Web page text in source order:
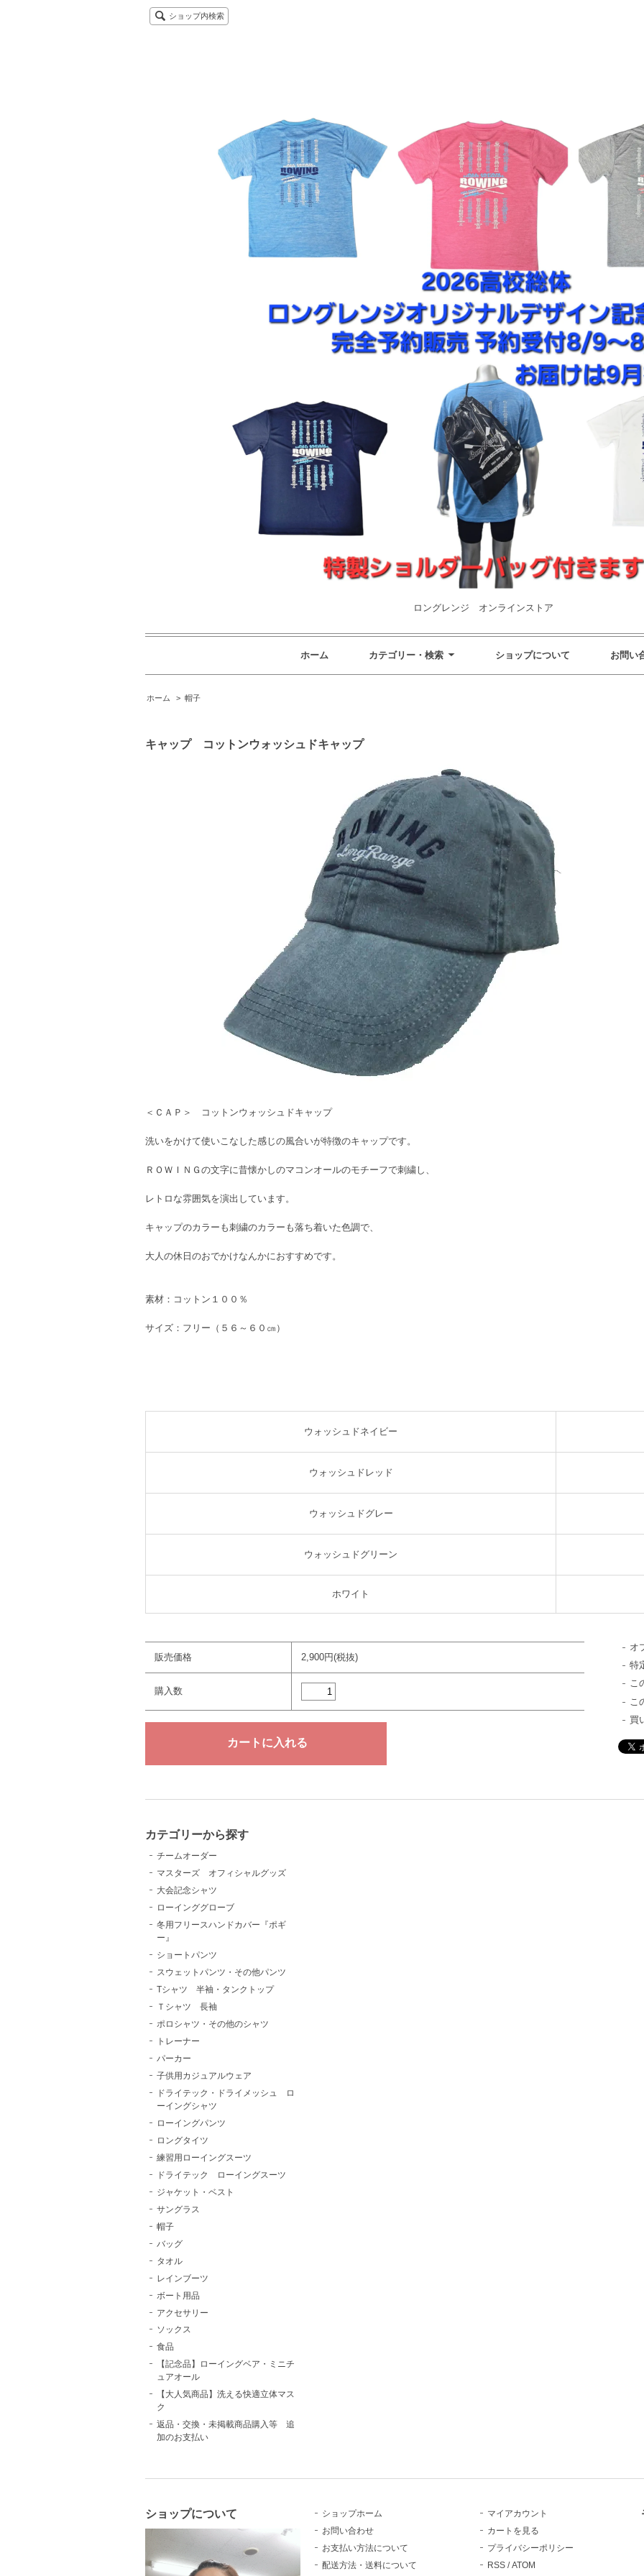
ショップ内検索
ロングレンジ オンラインストア
ホーム カテゴリー・検索 ショップについて お問い
ホーム > 帽子
キャップ コットンウォッシュドキャップ
＜ＣＡＰ＞ コットンウォッシュドキャップ
洗いをかけて使いこなした感じの風合いが特徴のキャップです。
ＲＯＷＩＮＧの文字に昔懐かしのマコンオールのモチーフで刺繍し、
レトロな雰囲気を演出しています。
キャップのカラーも刺繍のカラーも落ち着いた色調で、
大人の休日のおでかけなんかにおすすめです。
素材：コットン１００％
サイズ：フリー（５６～６０㎝）
ウォッシュドネイビー
ウォッシュドレッド
ウォッシュドグレー
ウォッシュドグリーン
ホワイト
販売価格 2,900円(税抜)
購入数
オ
特
こ
こ
買
カテゴリーから探す
チームオーダー
マスターズ オフィシャルグッズ
大会記念シャツ
ローインググローブ
冬用フリースハンドカバー『ポギ
ー』
ショートパンツ
スウェットパンツ・その他パンツ
Tシャツ 半袖・タンクトップ
Ｔシャツ 長袖
ポロシャツ・その他のシャツ
トレーナー
パーカー
子供用カジュアルウェア
ドライテック・ドライメッシュ ロ
ーイングシャツ
ローイングパンツ
ロングタイツ
練習用ローイングスーツ
ドライテック ローイングスーツ
ジャケット・ベスト
サングラス
帽子
バッグ
タオル
レインブーツ
ボート用品
アクセサリー
ソックス
食品
【記念品】ローイングベア・ミニチ
ュアオール
【大人気商品】洗える快適立体マス
ク
返品・交換・未掲載商品購入等 追
加のお支払い
ショップについて
ショップホーム
お問い合わせ
お支払い方法について
配送方法・送料について
マイアカウント
カートを見る
プライバシーポリシー
RSS /ATOM